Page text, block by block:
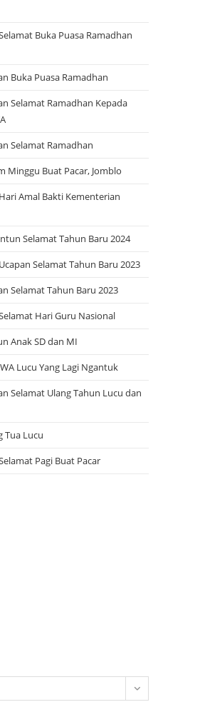
Buka Puasa Ramadhan
Buka Puasa Ramadhan
Selamat Ramadhan Kepada
Selamat Ramadhan
Minggu Buat Pacar, Jomblo
Amal Bakti Kementerian
Selamat Tahun Baru 2024
Selamat Tahun Baru 2023
Selamat Tahun Baru 2023
Hari Guru Nasional
Anak SD dan MI
Lucu Yang Lagi Ngantuk
Selamat Ulang Tahun Lucu dan
Tua Lucu
Pagi Buat Pacar